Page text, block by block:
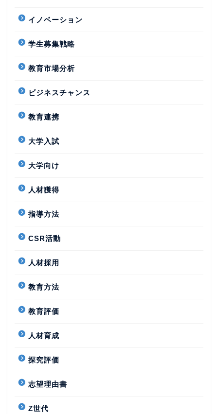
イノベーション
学生募集戦略
教育市場分析
ビジネスチャンス
教育連携
大学入試
大学向け
人材獲得
指導方法
CSR活動
人材採用
教育方法
教育評価
人材育成
探究評価
志望理由書
Z世代